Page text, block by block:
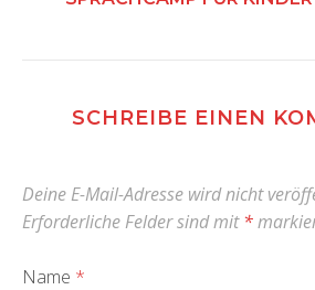
SCHREIBE EINEN
Deine E-Mail-Adresse wird nicht
Erforderliche Felder sind mit*
Name *